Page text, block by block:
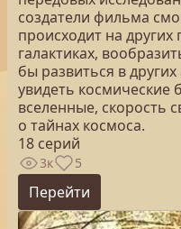
создатели фильма
происходит на других
галактиках,
бы развиться в
увидеть космические
вселенные, скорость
о тайнах космоса.
18 серий
3к 5
Перейти